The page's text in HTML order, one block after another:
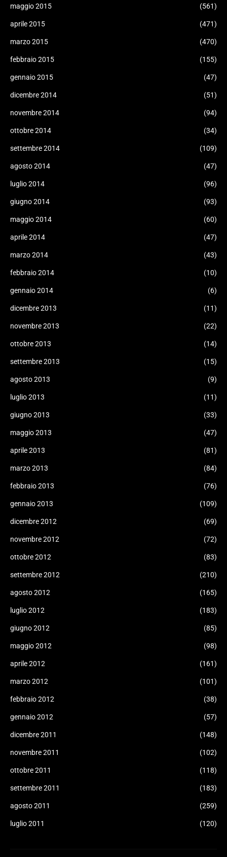
maggio 2015 (561)
aprile 2015 (471)
marzo 2015 (470)
febbraio 2015 (155)
gennaio 2015 (47)
dicembre 2014 (51)
novembre 2014 (94)
ottobre 2014 (34)
settembre 2014 (109)
agosto 2014 (47)
luglio 2014 (96)
giugno 2014 (93)
maggio 2014 (60)
aprile 2014 (47)
marzo 2014 (43)
febbraio 2014 (10)
gennaio 2014 (6)
dicembre 2013 (11)
novembre 2013 (22)
ottobre 2013 (14)
settembre 2013 (15)
agosto 2013 (9)
luglio 2013 (11)
giugno 2013 (33)
maggio 2013 (47)
aprile 2013 (81)
marzo 2013 (84)
febbraio 2013 (76)
gennaio 2013 (109)
dicembre 2012 (69)
novembre 2012 (72)
ottobre 2012 (83)
settembre 2012 (210)
agosto 2012 (165)
luglio 2012 (183)
giugno 2012 (85)
maggio 2012 (98)
aprile 2012 (161)
marzo 2012 (101)
febbraio 2012 (38)
gennaio 2012 (57)
dicembre 2011 (148)
novembre 2011 (102)
ottobre 2011 (118)
settembre 2011 (183)
agosto 2011 (259)
luglio 2011 (120)